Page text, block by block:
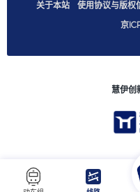
关于本站 使用协议与版权
京
慧伊创